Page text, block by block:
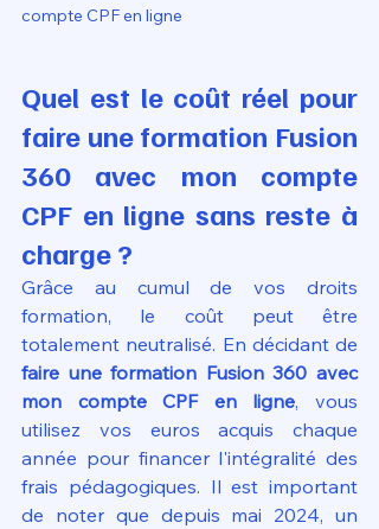
compte CPF en ligne
Quel est le coût réel pour
faire une formation Fusion
360 avec mon compte
CPF en ligne sans reste à
charge ?
Grâce au cumul de vos droits
formation, le coût peut être
faire une formation Fusion 360 avec
mon compte CPF en ligne, vous
utilisez vos euros acquis chaque
année pour financer l'intégralité des
frais pédagogiques. Il est important
de noter que depuis mai 2024, un